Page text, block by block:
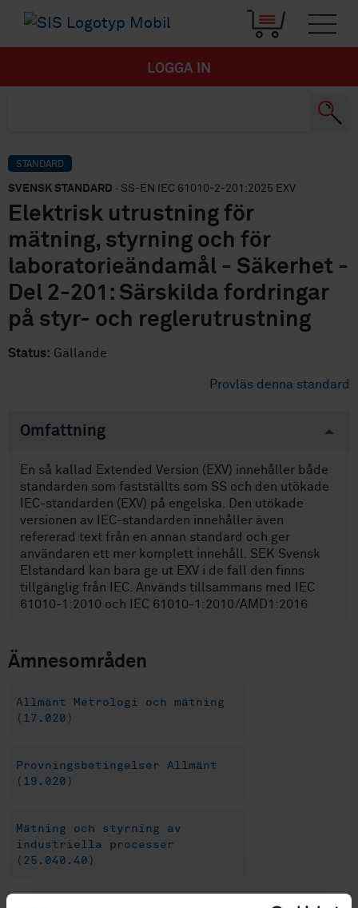
LOGGA IN
STANDARD
SVENSK STANDARD · SS-EN IEC 61010-2-201:2025 EXV
Elektrisk utrustning för
mätning, styrning och för
laboratorieändamål - Säkerhet -
Del 2-201: Särskilda fordringar
på styr- och reglerutrustning
Status: Gällande
Provläs denna standard
Omfattning
En så kallad Extended Version (EXV) innehåller både
standarden som fastställts som SS och den utökade
IEC-standarden (EXV) på engelska. Den utökade
versionen av IEC-standarden innehåller även
refererad text från en annan standard och ger
användaren ett mer komplett innehåll. SEK Svensk
Elstandard kan bara ge ut EXV i de fall den finns
tillgänglig från IEC. Används tillsammans med IEC
61010-1:2010 och IEC 61010-1:2010/AMD1:2016
Ämnesområden
Allmänt Metrologi och mätning
(17.020)
Provningsbetingelser Allmänt
(19.020)
Mätning och styrning av
industriella processer
(25.040.40)